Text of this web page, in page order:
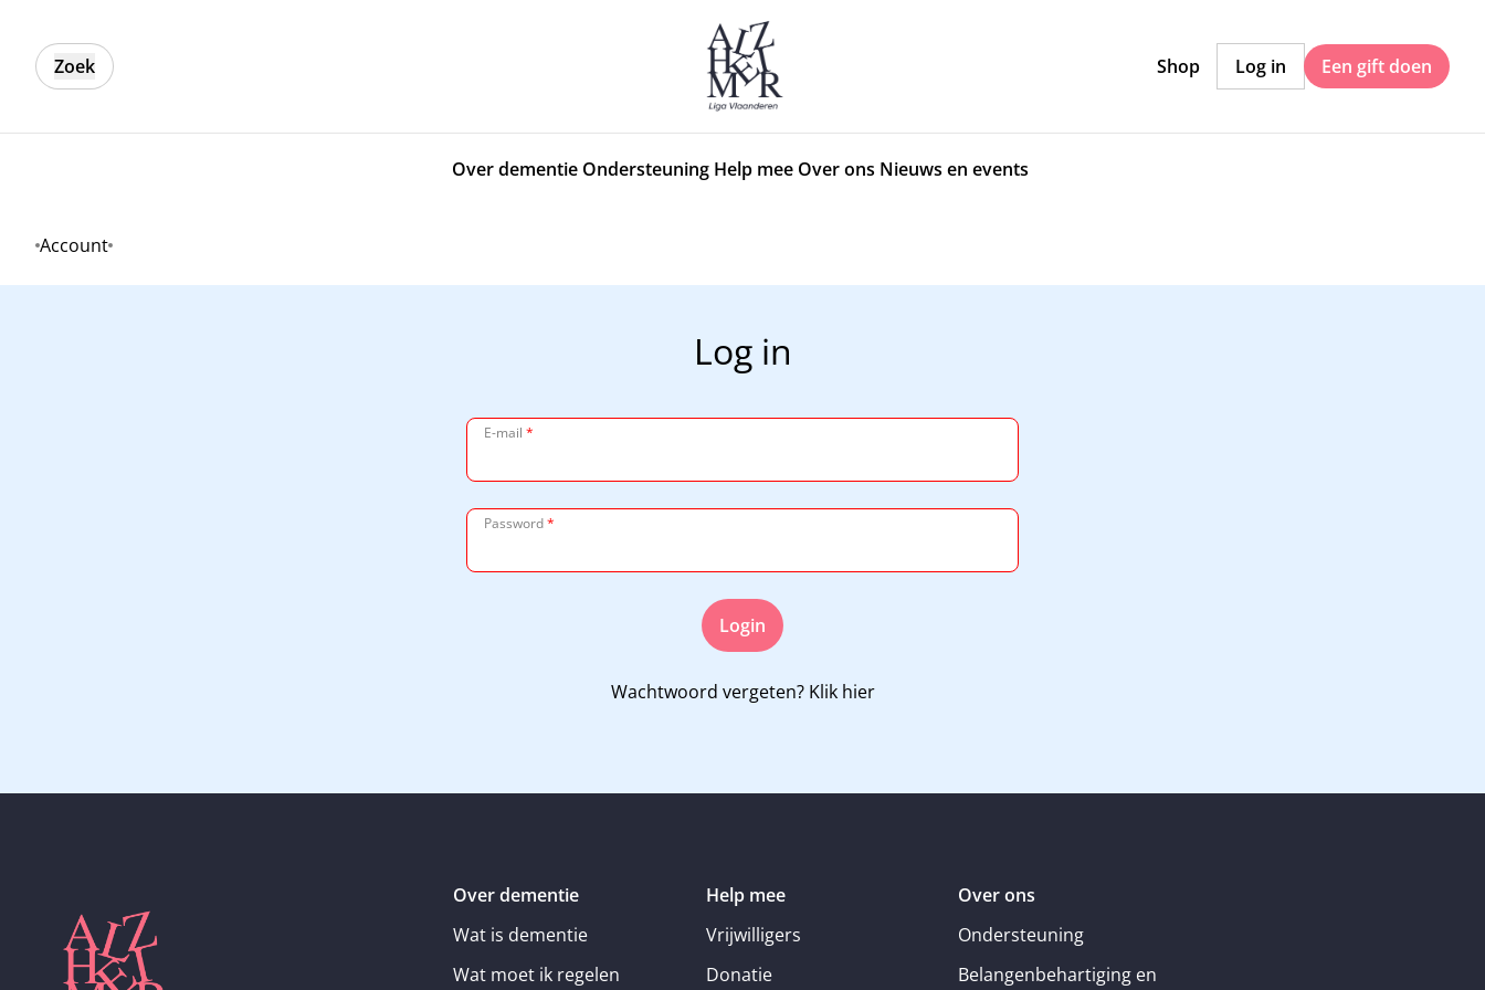
Zoek Shop Log in Een gift doen
Over dementie Ondersteuning Help mee Over ons Nieuws en events
Home
Account
Log in
E-mail *
Password*
Login
Wachtwoord vergeten? Klik hier
Over dementie
Wat is dementie
Wat moet ik regelen
Help mee
Vrijwilligers
Donatie
Over ons
Ondersteuning
Belangenbehartiging en